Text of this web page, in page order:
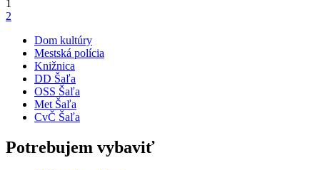
1
2
Dom kultúry
Mestská polícia
Knižnica
DD Šaľa
OSS Šaľa
Met Šaľa
CvČ Šaľa
Potrebujem vybaviť